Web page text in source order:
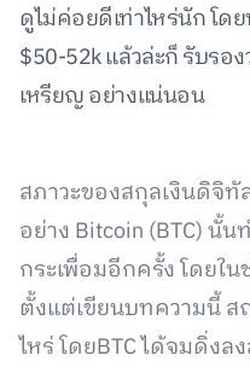
ดูไม่ค่อยดีเท่าไหร่นัก โด
$50-52k แล้วล่ะก็ รับรอ
เหรียญ อย่างแน่นอน
สภาวะของสกุลเงินดิจิ
อย่าง Bitcoin (BTC) นั้น
กระเพื่อมอีกครั้ง โดยใ
ตั้งแต่เขียนบทความนี้ ส
ไหร่ โดยBTC ได้จมดิ่ง